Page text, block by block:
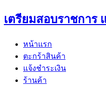
Skip
to
เตรียมสอบราชการ
หน้าแรก
ตะกร้าสินค้า
แจ้งชำระเงิน
ร้านค้า